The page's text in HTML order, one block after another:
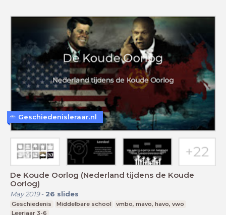
De Koude Oorlog (Nederland tijdens de Koude
Oorlog)
May 2019- 26 slides
Geschiedenis Middelbare school
vmbo, mavo, havo, vwo
Leerjaar 3-6
Geschiedenisleraar.nl